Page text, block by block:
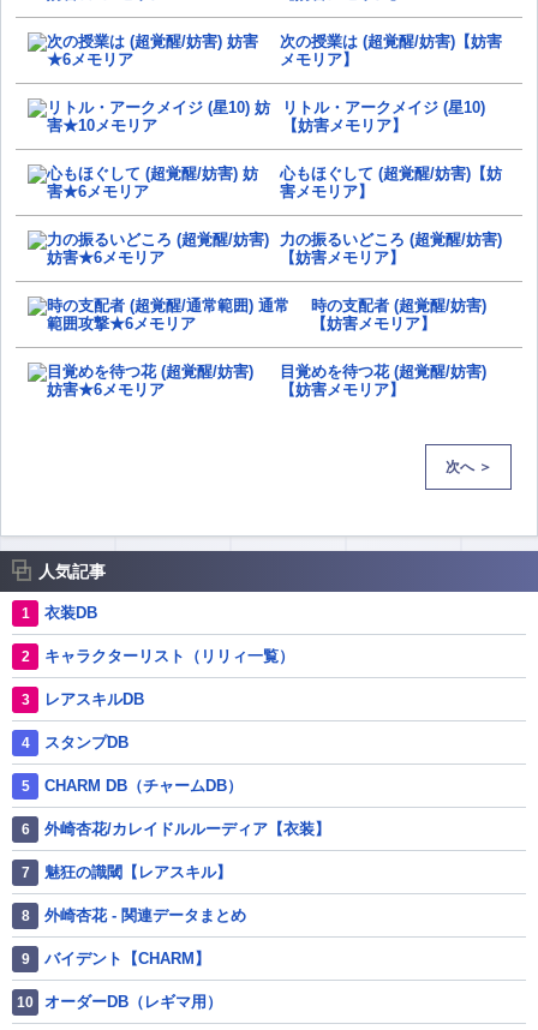
次の授業は (超覚醒/妨害)【妨害
メモリア】
リトル・アークメイジ (星10)
【妨害メモリア】
心もほぐして (超覚醒/妨害)【妨
害メモリア】
力の振るいどころ (超覚醒/妨害)
【妨害メモリア】
時の支配者 (超覚醒/妨害)
【妨害メモリア】
目覚めを待つ花 (超覚醒/妨害)
【妨害メモリア】
次へ ＞
人気記事
衣装DB
キャラクターリスト（リリィ一覧）
レアスキルDB
スタンプDB
CHARM DB（チャームDB）
外崎杏花/カレイドルルーディア【衣装】
魅狂の識閾【レアスキル】
外崎杏花 - 関連データまとめ
バイデント【CHARM】
オーダーDB（レギマ用）